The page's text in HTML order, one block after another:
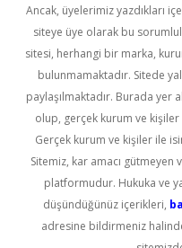
Ancak, üyelerimiz yazdıkları
siteye üye olarak bu
sitesi, herhangi bir marka,
bulunmamaktadır. Sitede
paylaşılmaktadır. Burada yer
olup, gerçek kurum ve kişiler
Gerçek kurum ve kişiler ile
Sitemiz, kar amacı
platformudur. Hukuka ve
düşündüğünüz içerikleri,
adresine bildirmeniz